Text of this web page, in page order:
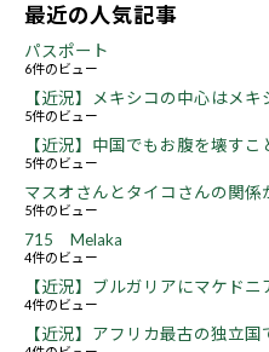
最近の人気記事
パスポート
6件のビュー
【近況】メキシコの中心はメキ
5件のビュー
【近況】中国でもお腹を壊すこ
5件のビュー
マスオさんとタイコさんの関係
5件のビュー
715 Melaka
4件のビュー
【近況】ブルガリアにマケド
4件のビュー
【近況】アフリカ最古の独立